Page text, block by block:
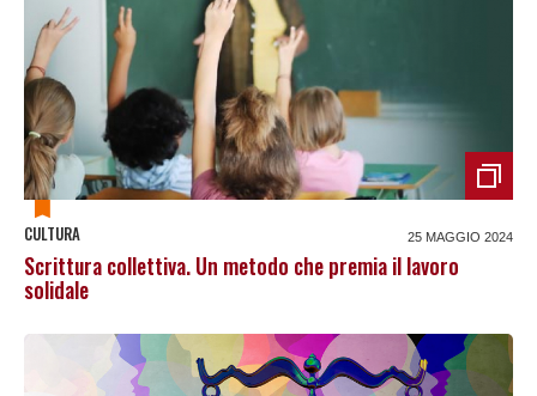
CULTURA 25 MAGGIO 2024
Scrittura collettiva. Un metodo che premia il lavoro
solidale